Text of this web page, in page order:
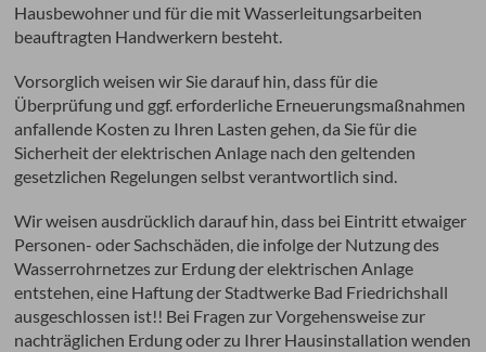
Hausbewohner und für die mit Wasserleitungsarbeiten
beauftragten Handwerkern besteht.
Vorsorglich weisen wir Sie darauf hin, dass für die
Überprüfung und ggf. erforderliche Erneuerungsmaßnahmen
anfallende Kosten zu Ihren Lasten gehen, da Sie für die
Sicherheit der elektrischen Anlage nach den geltenden
gesetzlichen Regelungen selbst verantwortlich sind.
Wir weisen ausdrücklich darauf hin, dass bei Eintritt etwaiger
Personen- oder Sachschäden, die infolge der Nutzung des
Wasserrohrnetzes zur Erdung der elektrischen Anlage
entstehen, eine Haftung der Stadtwerke Bad Friedrichshall
ausgeschlossen ist!! Bei Fragen zur Vorgehensweise zur
nachträglichen Erdung oder zu Ihrer Hausinstallation wenden